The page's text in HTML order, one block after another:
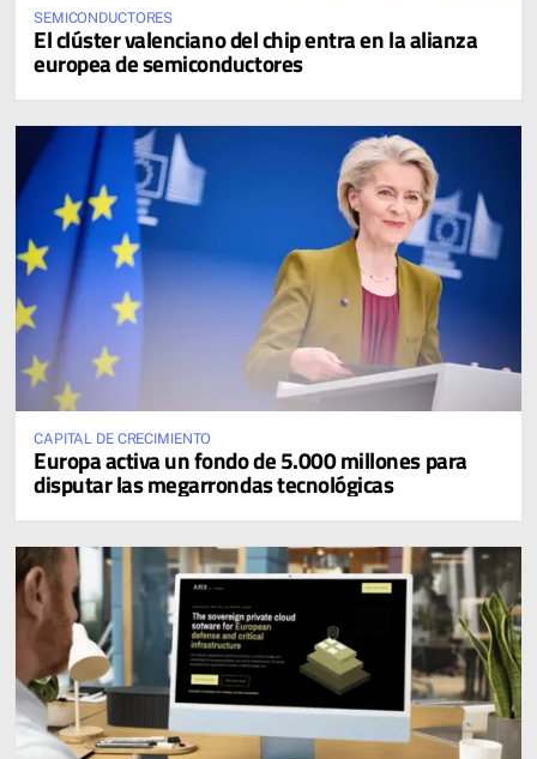
SEMICONDUCTORES
El clúster valenciano del chip entra en la alianza
europea de semiconductores
CAPITAL DE CRECIMIENTO
Europa activa un fondo de 5.000 millones para
disputar las megarrondas tecnológicas